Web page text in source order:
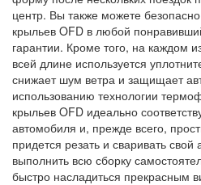
центр. Вы также можете
крыльев OFD в любой
гарантии. Кроме того, на каждом
всей длине используется
снижает шум ветра и защищает
использованию технологии
крыльев OFD идеально
автомобиля и, прежде всего,
придется резать и сваривать
выполнить всю сборку
быстро насладиться прекрасным